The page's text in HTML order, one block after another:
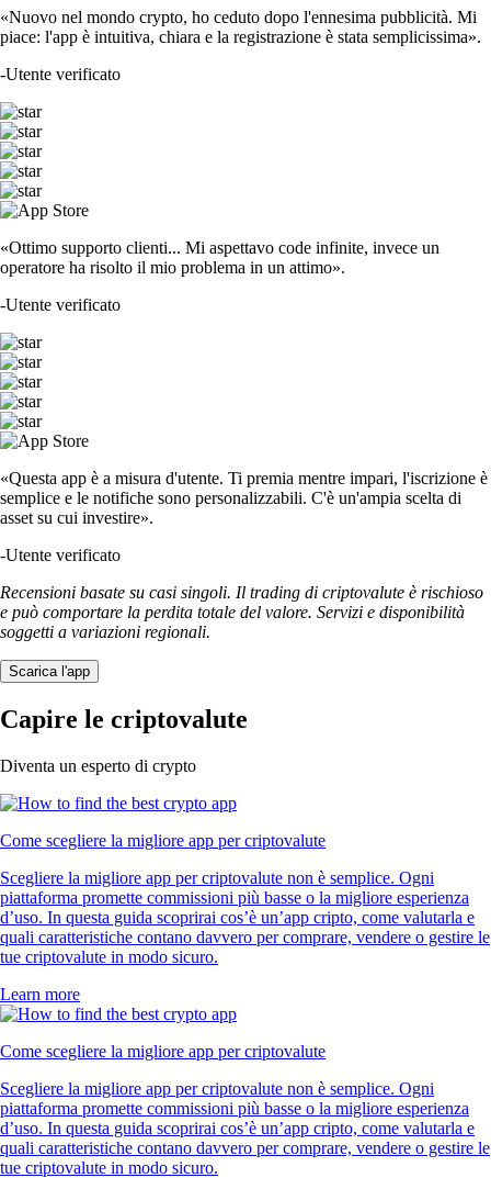
«Nuovo nel mondo crypto, ho ceduto dopo l'ennesima pubblicità. Mi
piace: l'app è intuitiva, chiara e la registrazione è stata semplicissima».
-Utente verificato
«Ottimo supporto clienti... Mi aspettavo code infinite, invece un
operatore ha risolto il mio problema in un attimo».
-Utente verificato
«Questa app è a misura d'utente. Ti premia mentre impari, l'iscrizione è
semplice e le notifiche sono personalizzabili. C'è un'ampia scelta di
asset su cui investire».
-Utente verificato
Recensioni basate su casi singoli. Il trading di criptovalute è rischioso
e può comportare la perdita totale del valore. Servizi e disponibilità
soggetti a variazioni regionali.
Scarica l'app
Capire le criptovalute
Diventa un esperto di crypto
Come scegliere la migliore app per criptovalute
Scegliere la migliore app per criptovalute non è semplice. Ogni
piattaforma promette commissioni più basse o la migliore esperienza
d’uso. In questa guida scoprirai cos’è un’app cripto, come valutarla e
quali caratteristiche contano davvero per comprare, vendere o gestire le
tue criptovalute in modo sicuro.
Learn more
Come scegliere la migliore app per criptovalute
Scegliere la migliore app per criptovalute non è semplice. Ogni
piattaforma promette commissioni più basse o la migliore esperienza
d’uso. In questa guida scoprirai cos’è un’app cripto, come valutarla e
quali caratteristiche contano davvero per comprare, vendere o gestire le
tue criptovalute in modo sicuro.